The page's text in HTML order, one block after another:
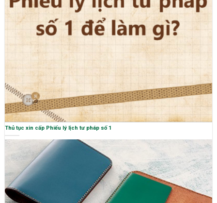
Thủ tục xin cấp Phiếu lý lịch tư pháp số 1